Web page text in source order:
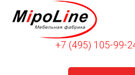
Москва, ул.
+7 (495) 105-99-